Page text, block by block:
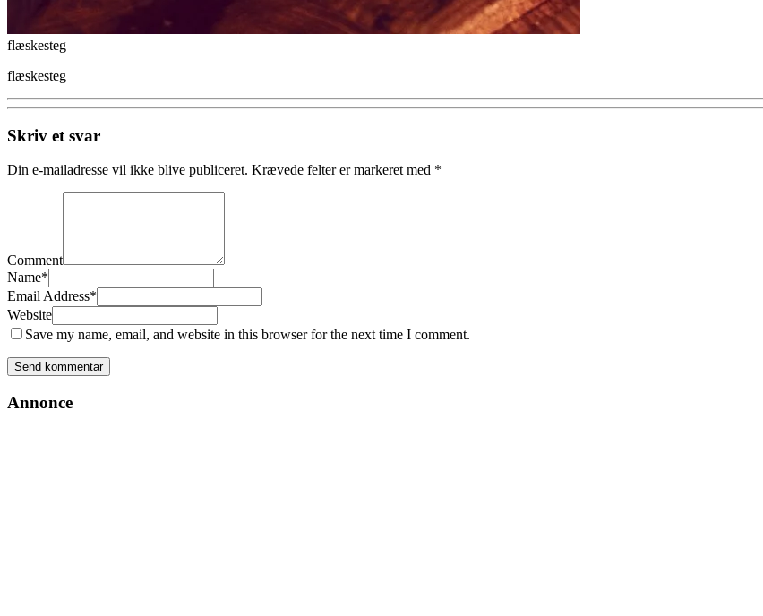
flæskesteg
flæskesteg
Skriv et svar
Din e-mailadresse vil ikke blive publiceret. Krævede felter er markeret med *
Comment
Name*
Email Address*
Website
Save my name, email, and website in this browser for the next time I comment.
Annonce